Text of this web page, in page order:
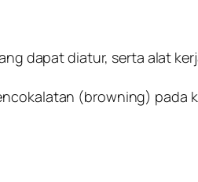
dapat diatur, serta alat
(browning) pada